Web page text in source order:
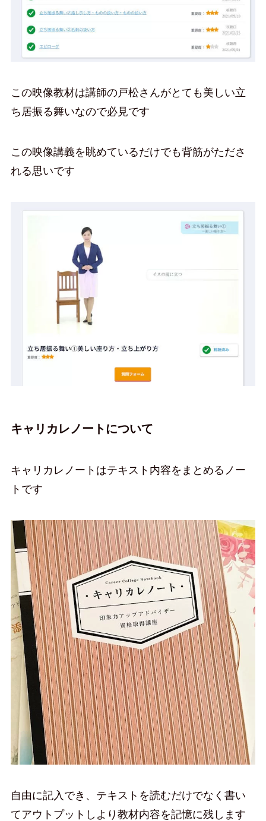
この映像教材は講師の戸松さんがとても美しい立
ち居振る舞いなので必見です
この映像講義を眺めているだけでも背筋がたださ
れる思いです
キャリカレノートについて
キャリカレノートはテキスト内容をまとめるノー
トです
自由に記入でき、テキストを読むだけでなく書い
てアウトプットしより教材内容を記憶に残します